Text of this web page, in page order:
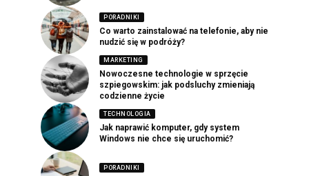
PORADNIKI
Co warto zainstalować na telefonie, aby nie
nudzić się w podróży?
MARKETING
Nowoczesne technologie w sprzęcie
szpiegowskim: jak podsluchy zmieniają
codzienne życie
TECHNOLOGIA
Jak naprawić komputer, gdy system
Windows nie chce się uruchomić?
PORADNIKI